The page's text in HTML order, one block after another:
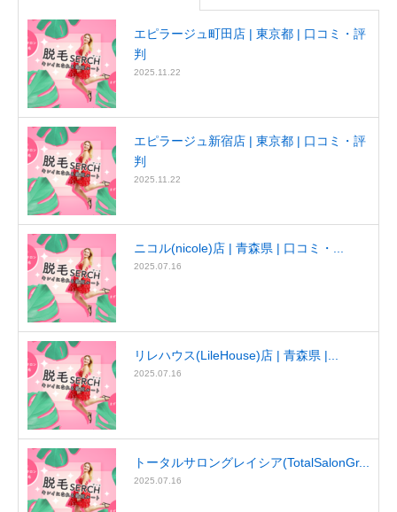
エピラージュ町田店 | 東京都 | 口コミ・評
判
2025.11.22
エピラージュ新宿店 | 東京都 | 口コミ・評
判
2025.11.22
ニコル(nicole)店 | 青森県 | 口コミ・...
2025.07.16
リレハウス(LileHouse)店 | 青森県 |...
2025.07.16
トータルサロングレイシア(TotalSalonGr...
2025.07.16